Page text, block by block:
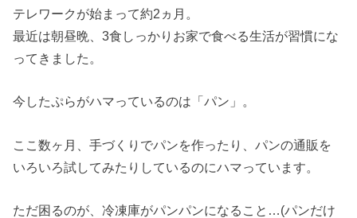
テレワークが始まって約2ヵ月。
最近は朝昼晩、3食しっかりお家で食べる生活が習慣にな
ってきました。
今したぷらがハマっているのは「パン」。
ここ数ヶ月、手づくりでパンを作ったり、パンの通販を
いろいろ試してみたりしているのにハマっています。
ただ困るのが、冷凍庫がパンパンになること…(パンだけ